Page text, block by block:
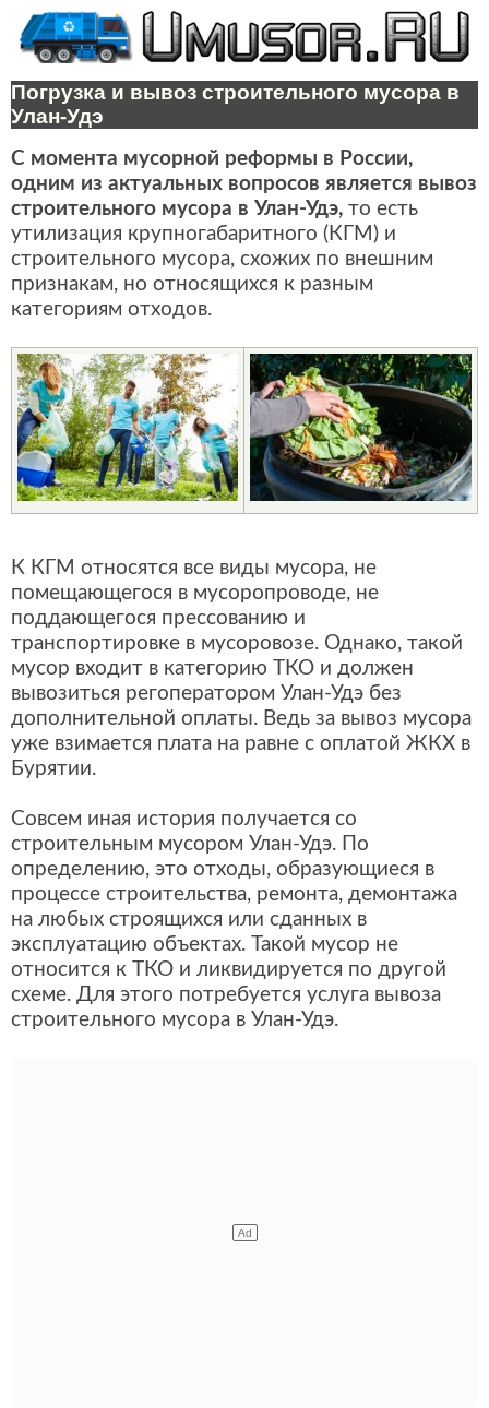
Погрузка и вывоз строительного мусора в
Улан-Удэ
С момента мусорной реформы в России,
одним из актуальных вопросов является вывоз
строительного мусора в Улан-Удэ, то есть
утилизация крупногабаритного (КГМ) и
строительного мусора, схожих по внешним
признакам, но относящихся к разным
категориям отходов.
К КГМ относятся все виды мусора, не
помещающегося в мусоропроводе, не
поддающегося прессованию и
транспортировке в мусоровозе. Однако, такой
мусор входит в категорию ТКО и должен
вывозиться регоператором Улан-Удэ без
дополнительной оплаты. Ведь за вывоз мусора
уже взимается плата на равне с оплатой ЖКХ в
Бурятии.
Совсем иная история получается со
строительным мусором Улан-Удэ. По
определению, это отходы, образующиеся в
процессе строительства, ремонта, демонтажа
на любых строящихся или сданных в
эксплуатацию объектах. Такой мусор не
относится к ТКО и ликвидируется по другой
схеме. Для этого потребуется услуга вывоза
строительного мусора в Улан-Удэ.